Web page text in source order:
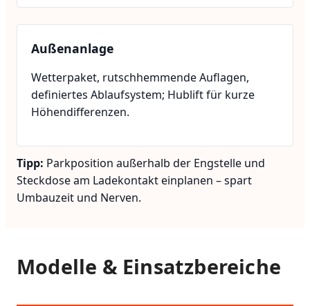
Außenanlage
Wetterpaket, rutschhemmende Auflagen,
definiertes Ablaufsystem; Hublift für kurze
Höhendifferenzen.
Tipp: Parkposition außerhalb der Engstelle und
Steckdose am Ladekontakt einplanen – spart
Umbauzeit und Nerven.
Modelle & Einsatzbereiche